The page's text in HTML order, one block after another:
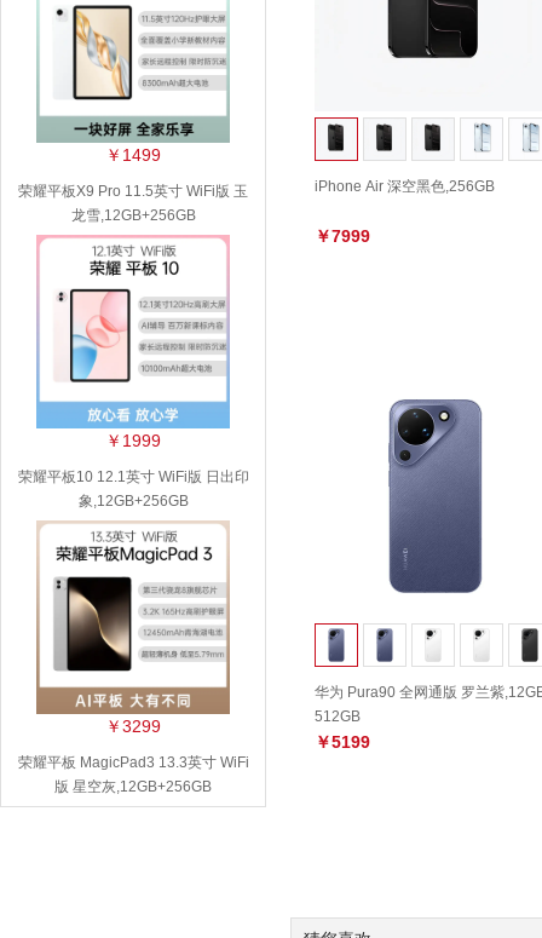
￥1499
荣耀平板X9 Pro 11.5英寸 WiFi版 玉
龙雪,12GB+256GB
￥1999
荣耀平板10 12.1英寸 WiFi版 日出印
象,12GB+256GB
￥3299
荣耀平板 MagicPad3 13.3英寸 WiFi
版 星空灰,12GB+256GB
iPhone Air 深空黑色,256GB
￥7999
华为 Pura90 全网通版 罗兰紫
512GB
￥5199